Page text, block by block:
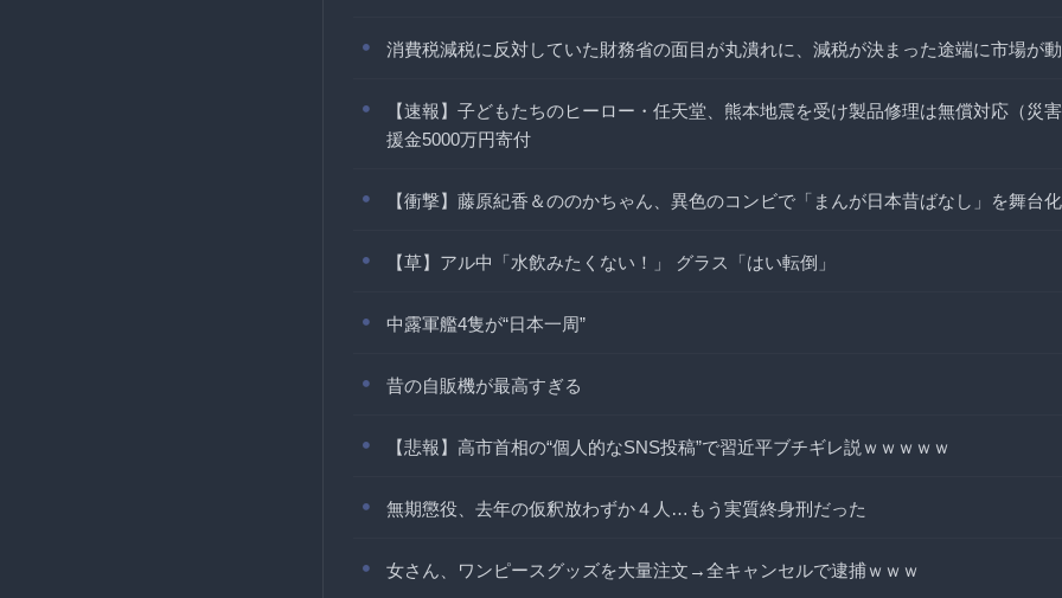
消費税減税に反対していた財務省の面目が丸潰れに、減税が決まった途端に市場
【速報】子どもたちのヒーロー・任天堂、熊本地震を受け製品修理は無償対応（災
援金5000万円寄付
【衝撃】藤原紀香＆ののかちゃん、異色のコンビで「まんが日本昔ばなし」を舞台
【草】アル中「水飲みたくない！」 グラス「はい転倒」
中露軍艦4隻が“日本一周”
昔の自販機が最高すぎる
【悲報】高市首相の“個人的なSNS投稿”で習近平ブチギレ説ｗｗｗｗｗ
無期懲役、去年の仮釈放わずか４人…もう実質終身刑だった
女さん、ワンピースグッズを大量注文→全キャンセルで逮捕ｗｗｗ